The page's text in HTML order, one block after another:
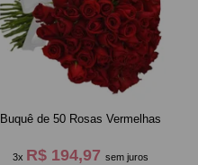
Buquê de 50 Rosas Vermelhas
3x R$ 194,97sem juros